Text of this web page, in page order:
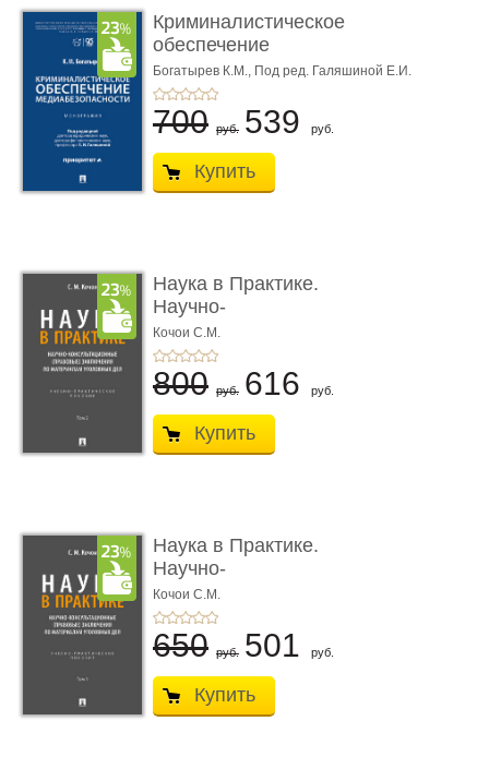
Криминалистическое
обеспечение
медиабезопас� ...
Богатырев К.М., Под ред. Галяшиной Е.И.
700 руб. 539 руб.
Купить
Наука в Практике.
Научно-
консультационные (пра
...
Кочои С.М.
800 руб. 616 руб.
Купить
Наука в Практике.
Научно-
консультационные (пра
...
Кочои С.М.
650 руб. 501 руб.
Купить